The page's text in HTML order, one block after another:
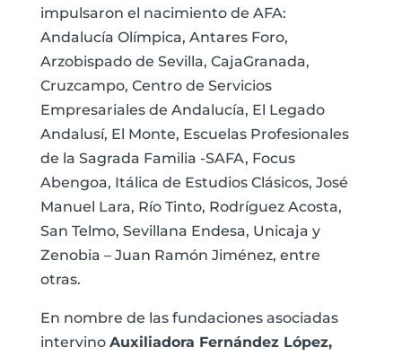
impulsaron el nacimiento de AFA:
Andalucía Olímpica, Antares Foro,
Arzobispado de Sevilla, CajaGranada,
Cruzcampo, Centro de Servicios
Empresariales de Andalucía, El Legado
Andalusí, El Monte, Escuelas Profesionales
de la Sagrada Familia -SAFA, Focus
Abengoa, Itálica de Estudios Clásicos, José
Manuel Lara, Río Tinto, Rodríguez Acosta,
San Telmo, Sevillana Endesa, Unicaja y
Zenobia – Juan Ramón Jiménez, entre
otras.
En nombre de las fundaciones asociadas
intervino Auxiliadora Fernández López,